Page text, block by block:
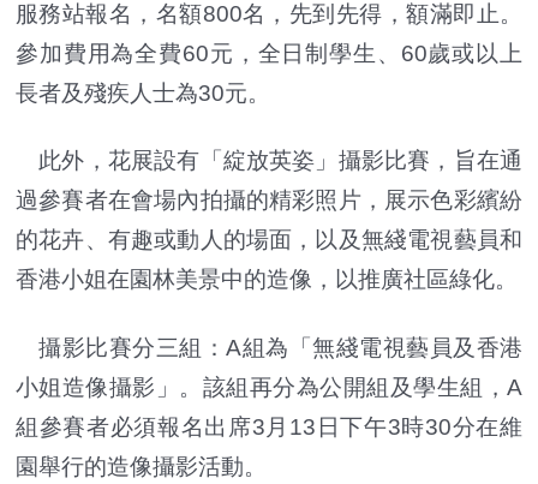
服務站報名，名額800名，先到先得，額滿即止。
參加費用為全費60元，全日制學生、60歲或以上
長者及殘疾人士為30元。
此外，花展設有「綻放英姿」攝影比賽，旨在通
過參賽者在會場內拍攝的精彩照片，展示色彩繽紛
的花卉、有趣或動人的場面，以及無綫電視藝員和
香港小姐在園林美景中的造像，以推廣社區綠化。
攝影比賽分三組：A組為「無綫電視藝員及香港
小姐造像攝影」。該組再分為公開組及學生組，A
組參賽者必須報名出席3月13日下午3時30分在維
園舉行的造像攝影活動。